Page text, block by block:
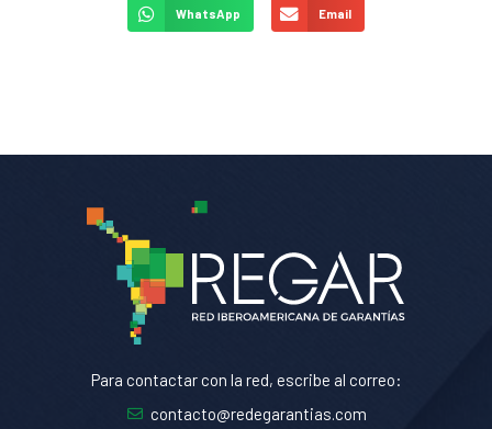
WhatsApp Email
Para contactar con la red, escribe al correo:
contacto@redegarantias.com